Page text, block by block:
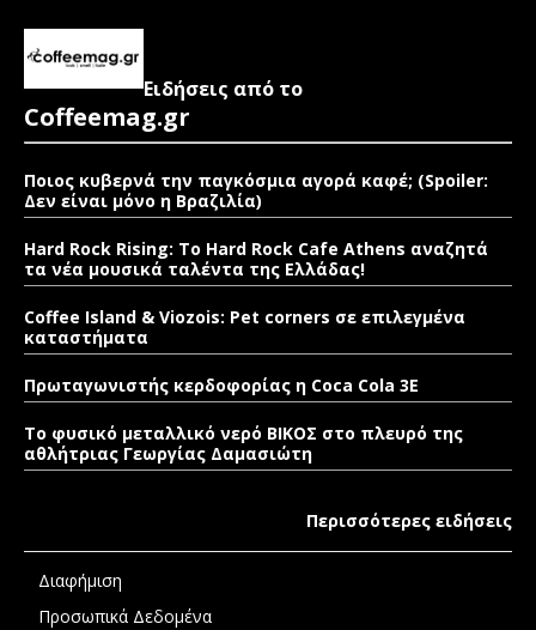
Ειδήσεις από το
Coffeemag.gr
Ποιος κυβερνά την παγκόσμια αγορά καφέ; (Spoiler:
Δεν είναι μόνο η Βραζιλία)
Hard Rock Rising: Το Hard Rock Cafe Athens αναζητά
τα νέα μουσικά ταλέντα της Ελλάδας!
Coffee Island & Viozois: Pet corners σε επιλεγμένα
καταστήματα
Πρωταγωνιστής κερδοφορίας η Coca Cola 3E
Το φυσικό μεταλλικό νερό ΒΙΚΟΣ στο πλευρό της
αθλήτριας Γεωργίας Δαμασιώτη
Περισσότερες ειδήσεις
Διαφήμιση
Προσωπικά Δεδομένα